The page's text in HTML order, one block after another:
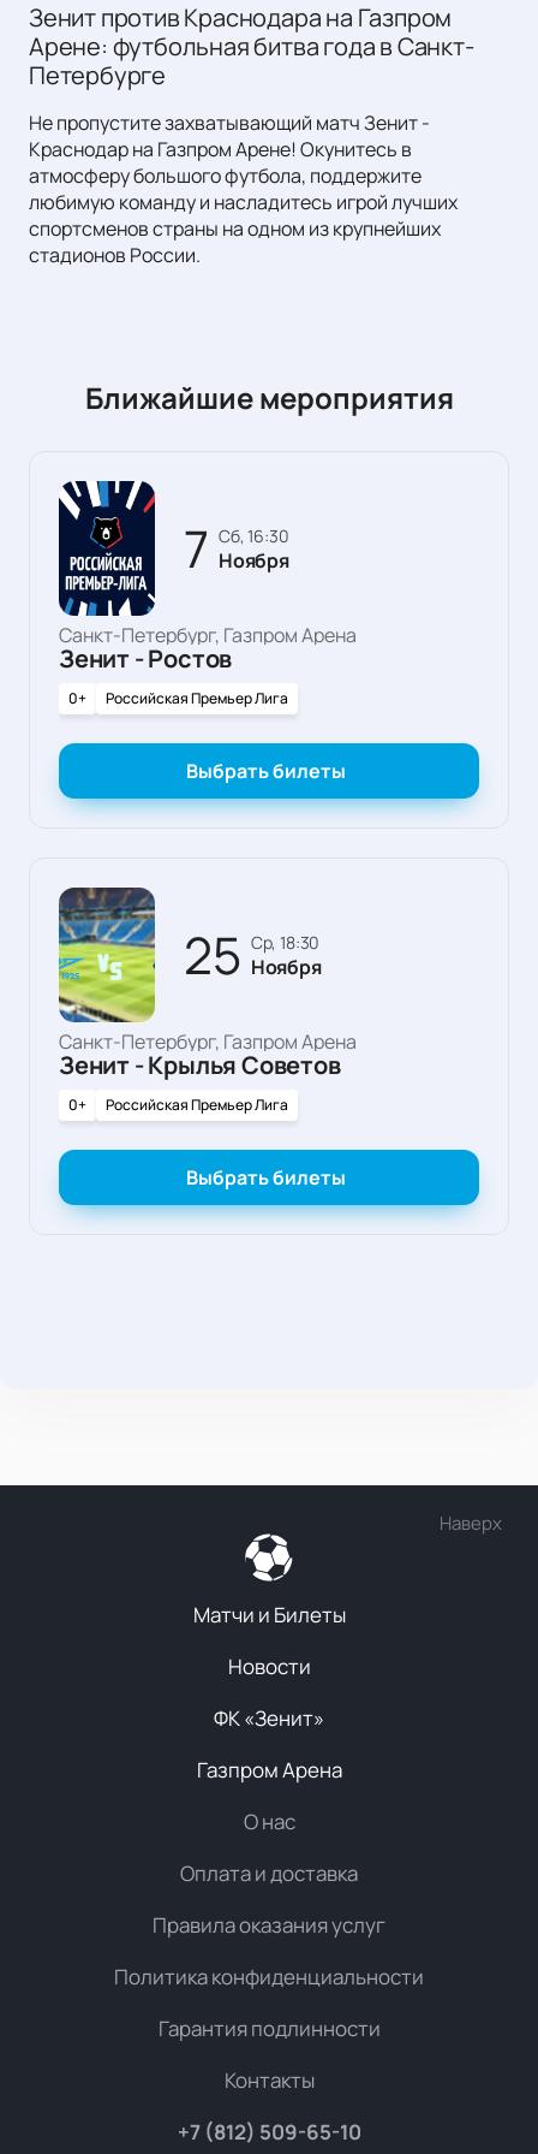
Зенит против Краснодара на Газпром
Арене: футбольная битва года в Санкт-
Петербурге
Не пропустите захватывающий матч Зенит -
Краснодар на Газпром Арене! Окунитесь в
атмосферу большого футбола, поддержите
любимую команду и насладитесь игрой лучших
спортсменов страны на одном из крупнейших
стадионов России.
Ближайшие мероприятия
7 сб, 16:30
Ноября
Санкт-Петербург, Газпром Арена
Зенит - Ростов
0+ Российская Премьер Лига
Выбрать билеты
25 ср, 18:30
Ноября
Санкт-Петербург, Газпром Арена
Зенит - Крылья Советов
0+ Российская Премьер Лига
Выбрать билеты
Наверх
Матчи и Билеты
Новости
ФК «Зенит»
Газпром Арена
О нас
Оплата и доставка
Правила оказания услуг
Политика конфиденциальности
Гарантия подлинности
Контакты
+7 (812) 509-65-10